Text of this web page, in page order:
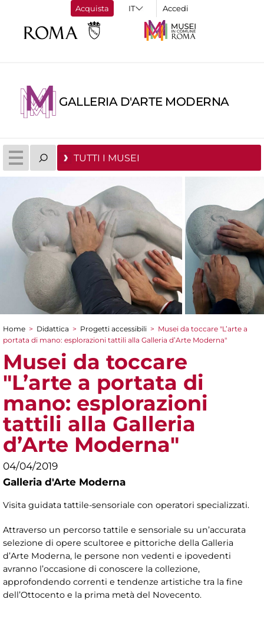
Acquista Accedi
GALLERIA D'ARTE MODERNA
TUTTI I MUSEI
Tu sei qui
Home > Didattica > Progetti accessibili > Musei da toccare "L’arte a
portata di mano: esplorazioni tattili alla Galleria d’Arte Moderna"
Musei da toccare
"L’arte a portata di
mano: esplorazioni
tattili alla Galleria
d’Arte Moderna"
04/04/2019
Galleria d'Arte Moderna
Visita guidata tattile-sensoriale con operatori specializzati.
Attraverso un percorso tattile e sensoriale su un’accurata
selezione di opere scultoree e pittoriche della Galleria
d’Arte Moderna, le persone non vedenti e ipovedenti
avranno l’occasione di conoscere la collezione,
approfondendo correnti e tendenze artistiche tra la fine
dell’Ottocento e la prima metà del Novecento.